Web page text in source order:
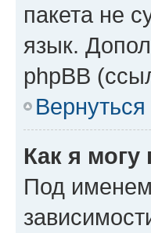
пакета не
язык.
phpBB
Как я
Под